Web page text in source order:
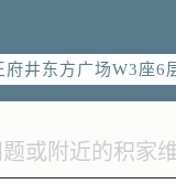
6号华熙国际中心写
井东方广场W3座6